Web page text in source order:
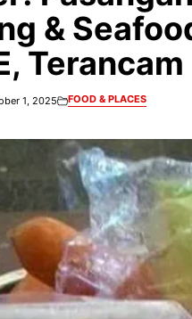
&
1, 2025 FOOD & PLACES
NEWS TNG–
kamu mulai
buat iseng-
jadi peluang